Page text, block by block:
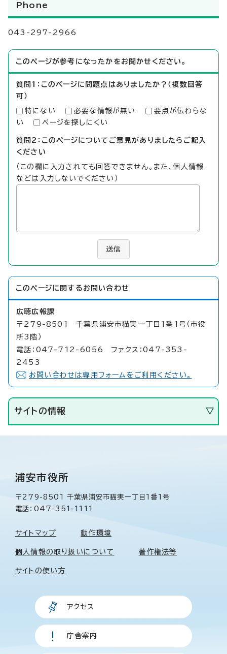
Phone
043-297-2966
このページが参考になったかをお聞かせください。
質問1：このページに問題点はありましたか？（複数回答
可）
特にない 必要な情報が無い
要点が伝わらな
い
ページを探しにくい
質問2：このページについてご意見がありましたらご記入
ください
（この欄に入力されても回答できません。また、個人情報
などは入力しないでください）
送信
このページに関する お問い合わせ
広聴広報課
〒279-8501 千葉県浦安市猫実一丁目1番1号（市役
所3階）
電話：047-712-6056 ファクス：047-353-
2453
お問い合わせは専用フォームをご利用ください。
サイトの情報
浦安市役所
〒279-8501 千葉県浦安市猫実一丁目1番1号
電話：047-351-1111
サイトマップ 動作環境
個人情報の取り扱いについて 著作権法等
サイトの使い方
アクセス
庁舎案内